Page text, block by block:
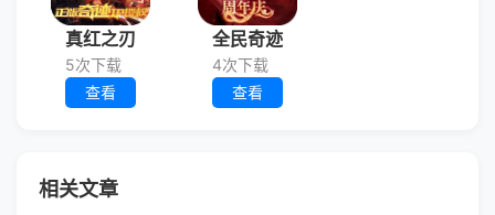
真红之刃
5次下载
查看
全民奇迹
4次下载
查看
相关文章